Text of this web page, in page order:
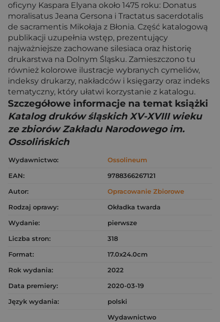
oficyny Kaspara Elyana około 1475 roku: Donatus
moralisatus Jeana Gersona i Tractatus sacerdotalis
de sacramentis Mikołaja z Błonia. Część katalogową
publikacji uzupełnia wstęp, prezentujący
najważniejsze zachowane silesiaca oraz historię
drukarstwa na Dolnym Śląsku. Zamieszczono tu
również kolorowe ilustracje wybranych cymeliów,
indeksy drukarzy, nakładców i księgarzy oraz indeks
tematyczny, który ułatwi korzystanie z katalogu.
Szczegółowe informacje na temat książki
Katalog druków śląskich XV-XVIII wieku
ze zbiorów Zakładu Narodowego im.
Ossolińskich
Wydawnictwo:
Ossolineum
EAN:
9788366267121
Autor:
Opracowanie Zbiorowe
Rodzaj oprawy:
Okładka twarda
Wydanie:
pierwsze
Liczba stron:
318
Format:
17.0x24.0cm
Rok wydania:
2022
Data premiery:
2020-03-19
Język wydania:
polski
Wydawnictwo